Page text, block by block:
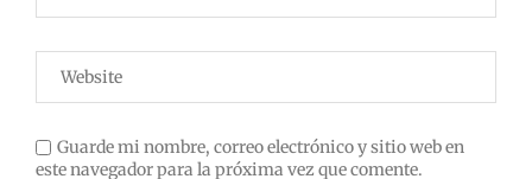
Guarde mi nombre, correo electrónico y sitio web en
este navegador para la próxima vez que comente.